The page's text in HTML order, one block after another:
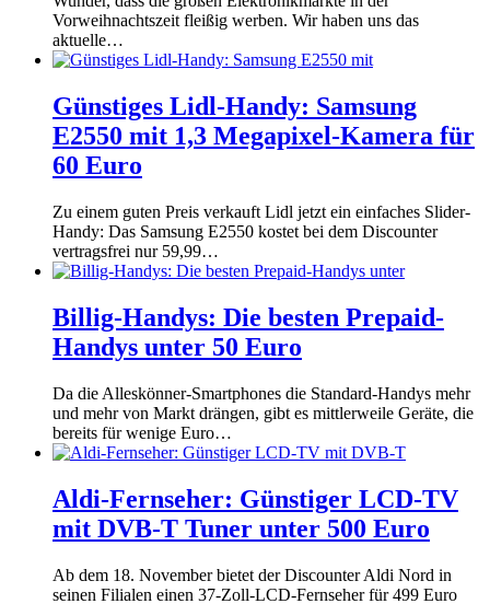
Vorweihnachtszeit fleißig werben. Wir haben uns das
aktuelle…
Günstiges Lidl-Handy: Samsung
E2550 mit 1,3 Megapixel-Kamera für
60 Euro
Zu einem guten Preis verkauft Lidl jetzt ein einfaches Slider-
Handy: Das Samsung E2550 kostet bei dem Discounter
vertragsfrei nur 59,99…
Billig-Handys: Die besten Prepaid-
Handys unter 50 Euro
Da die Alleskönner-Smartphones die Standard-Handys mehr
und mehr von Markt drängen, gibt es mittlerweile Geräte, die
bereits für wenige Euro…
Aldi-Fernseher: Günstiger LCD-TV
mit DVB-T Tuner unter 500 Euro
Ab dem 18. November bietet der Discounter Aldi Nord in
seinen Filialen einen 37-Zoll-LCD-Fernseher für 499 Euro